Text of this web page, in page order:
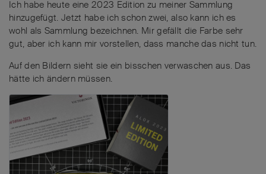
Ich habe heute eine 2023 Edition zu meiner Sammlung
hinzugefügt. Jetzt habe ich schon zwei, also kann ich es
wohl als Sammlung bezeichnen. Mir gefällt die Farbe sehr
gut, aber ich kann mir vorstellen, dass manche das nicht tun.
Auf den Bildern sieht sie ein bisschen verwaschen aus. Das
hätte ich ändern müssen.